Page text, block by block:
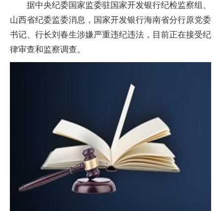
据中央纪委国家监委驻国家开发银行纪检监察组、
山西省纪委监委消息，国家开发银行海南省分行原党委
书记、行长刘春生涉嫌严重违纪违法，目前正在接受纪
律审查和监察调查。